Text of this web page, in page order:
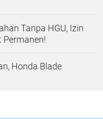
Tanpa HGU, Izin
Permanen!
Honda Blade